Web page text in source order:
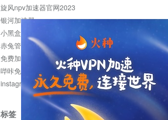
旋风npv加速器官网2023
银河加速器
小黑盒加速器加速
赤兔管理平台
免费加速器
哔咔免费加速服务器
instagram网页版登录入口
标签